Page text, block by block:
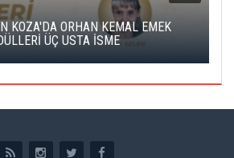
KOZA'DA ORHAN KEMAL EMEK
ÜÇ USTA İSME